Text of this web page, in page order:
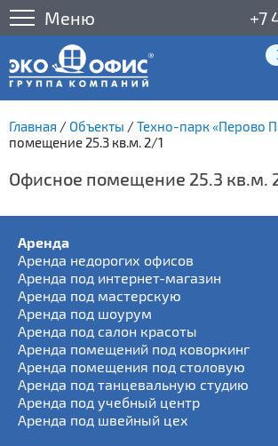
Меню +7
Главная / Объекты /Техно-парк «Перово
помещение 25.3 кв.м. 2/1
Офисное помещение 25.3 кв.м.
Аренда
Аренда недорогих офисов
Аренда под интернет-магазин
Аренда под мастерскую
Аренда под шоурум
Аренда под салон красоты
Аренда помещений под коворкинг
Аренда помещения под столовую
Аренда под танцевальную студию
Аренда под учебный центр
Аренда под швейный цех